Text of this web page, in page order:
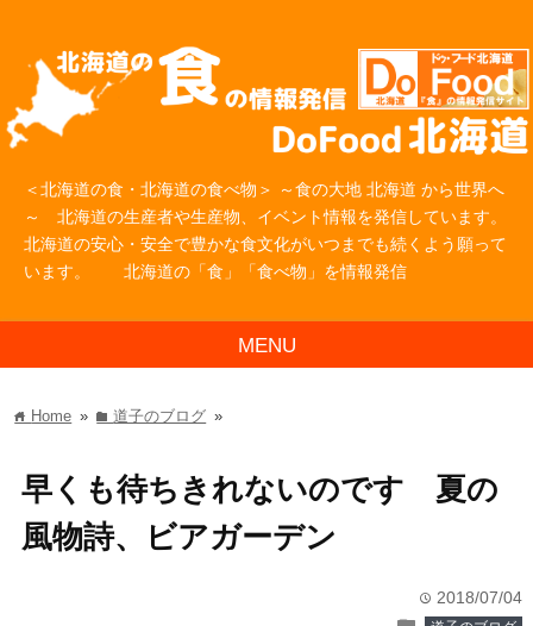
＜北海道の食・北海道の食べ物＞ ～食の大地 北海道 から世界へ
～ 北海道の生産者や生産物、イベント情報を発信しています。
北海道の安心・安全で豊かな食文化がいつまでも続くよう願って
います。 北海道の「食」「食べ物」を情報発信
MENU
home Home » folder道子のブログ »
早くも待ちきれないのです 夏の
風物詩、ビアガーデン
time 2018/07/04